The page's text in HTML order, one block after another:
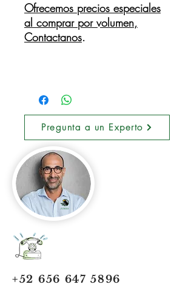
Ofrecemos precios especiales
al comprar por volumen,
Contactanos.
Pregunta a un Experto
+52 656 647 5896